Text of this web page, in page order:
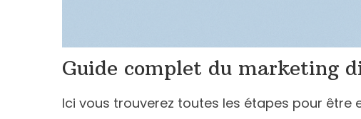
Guide complet du marketing
Ici vous trouverez toutes les étapes pour